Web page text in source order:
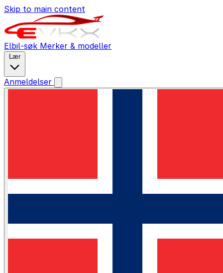
Skip to main content
Elbil-søk Merker & modeller
Lær
Anmeldelser